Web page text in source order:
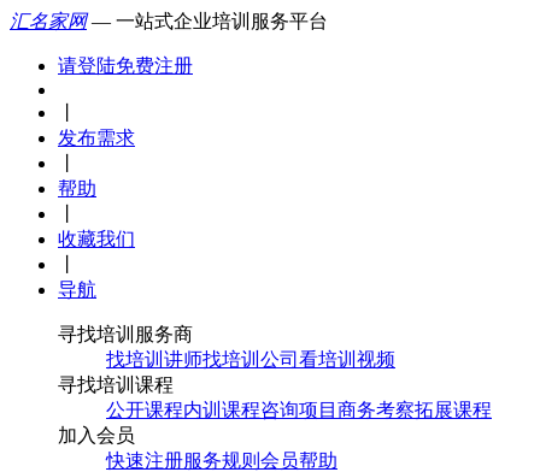
汇名家网— 一站式企业培训服务平台
请登陆免费注册
发布需求
帮助
收藏我们
导航
寻找培训服务商
找培训讲师找培训公司 看培训视频
寻找培训课程
公开课程内训课程咨询项目 商务考察拓展课程
加入会员
快速注册服务规则 会员帮助